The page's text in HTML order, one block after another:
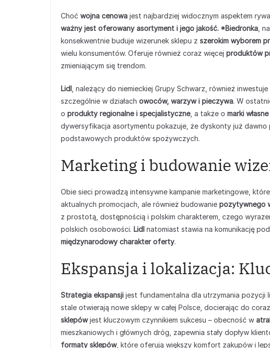
Choć wojna cenowa jest najbardziej widocznym aspektem
ważny jest oferowany asortyment i jego jakość. *Biedronka ,
konsekwentnie buduje wizerunek sklepu z szerokim wyborem
wielu konsumentów. Oferuje również coraz więcej produktów
zmieniającym się trendom.
Lidl , należący do niemieckiej Grupy Schwarz, również
szczególnie w działach owoców, warzyw i pieczywa. W
o produkty regionalne i specjalistyczne, a także o marki
dywersyfikacja asortymentu pokazuje, że dyskonty już dawno
podstawowych produktów spożywczych.
Marketing i budowanie
Obie sieci prowadzą intensywne kampanie marketingowe,
aktualnych promocjach, ale również budowanie pozytywnego
z prostotą, dostępnością i polskim charakterem, czego
polskich osobowości. Lidl natomiast stawia na komunikację
międzynarodowy charakter oferty.
Ekspansja i lokalizacja:
Strategia ekspansji jest fundamentalna dla utrzymania pozycji
stale otwierają nowe sklepy w całej Polsce, docierając do
sklepówjest kluczowym czynnikiem sukcesu – obecność w
mieszkaniowych i głównych dróg, zapewnia stały dopływ
formaty sklepów, które oferują większy komfort zakupów i